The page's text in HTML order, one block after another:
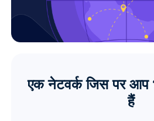
एक नेटवर्क जिस पर आप
हैं